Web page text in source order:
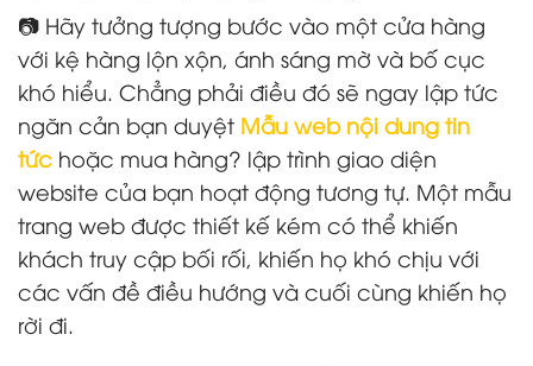
📷 Hãy tưởng tượng bước vào một cửa hàng
với kệ hàng lộn xộn, ánh sáng mờ và bố cục
khó hiểu. Chẳng phải điều đó sẽ ngay lập tức
ngăn cản bạn duyệt Mẫu web nội dung tin
tức hoặc mua hàng? lập trình giao diện
website của bạn hoạt động tương tự. Một mẫu
trang web được thiết kế kém có thể khiến
khách truy cập bối rối, khiến họ khó chịu với
các vấn đề điều hướng và cuối cùng khiến họ
rời đi.